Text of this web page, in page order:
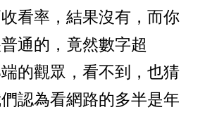
看率，結果沒有，而你
通的，竟然數字超
的觀眾，看不到，也猜
認為看網路的多半是年